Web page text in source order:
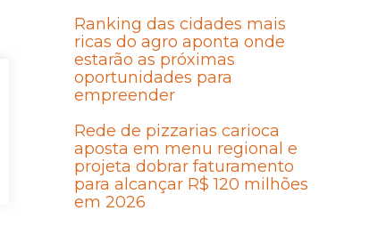
Ranking das cidades mais
ricas do agro aponta onde
estarão as próximas
oportunidades para
empreender
Rede de pizzarias carioca
aposta em menu regional e
projeta dobrar faturamento
para alcançar R$ 120 milhões
em 2026